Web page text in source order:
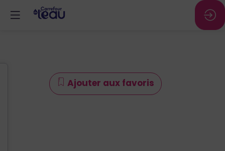
Ajouter aux favoris